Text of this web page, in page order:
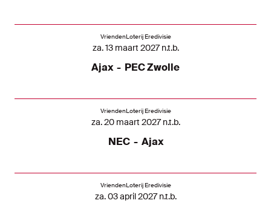
VriendenLoterij Eredivisie
za. 13 maart 2027 n.t.b.
Ajax - PEC Zwolle
VriendenLoterij Eredivisie
za. 20 maart 2027 n.t.b.
NEC - Ajax
VriendenLoterij Eredivisie
za. 03 april 2027 n.t.b.